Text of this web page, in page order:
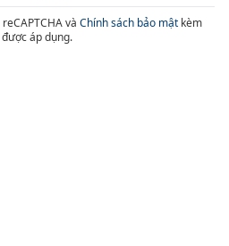
và Chính sách bảo mật kèm
áp dụng.